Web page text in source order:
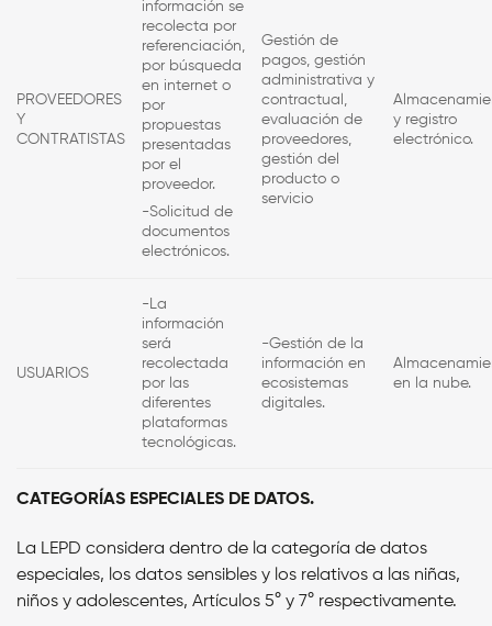
PROVEEDORES
Y
CONTRATISTAS
información se
recolecta por
referenciación,
por búsqueda
en internet o
por
propuestas
presentadas
por el
proveedor.
-Solicitud de
documentos
electrónicos.
Gestión de
pagos, gestión
administrativa y
contractual,
evaluación de
proveedores,
gestión del
producto o
servicio
y registro
electrónico.
USUARIOS
-La
información
será
recolectada
por las
diferentes
plataformas
tecnológicas.
-Gestión de la
información en
ecosistemas
digitales.
en la nube.
CATEGORÍAS ESPECIALES DE DATOS.
La LEPD considera dentro de la categoría de datos
especiales, los datos sensibles y los relativos a las niñas,
niños y adolescentes, Artículos 5° y 7° respectivamente.